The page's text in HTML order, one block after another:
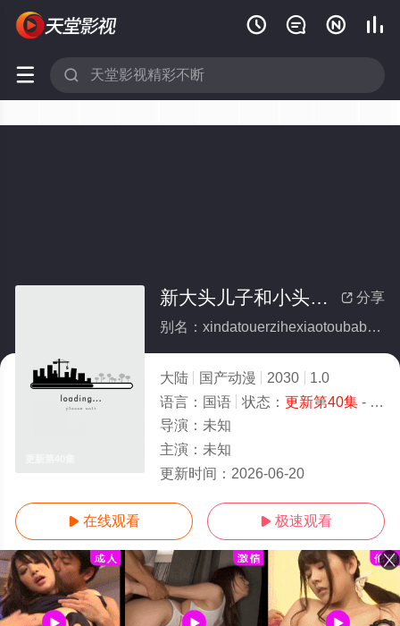
   
 
 分享
新大头儿子和小头爸爸—— 运动中国行
别名：xindatouerzihexiaotoubabayundongzhongguoxing
大陆 国产动漫 2030
1.0
语言： 国语 状态： 更新第40集- 免费观看
导演： 未知
主演： 未知
更新时间： 2026-06-20
 在线观看  极速观看